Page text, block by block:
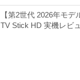
【第2世代 2026年モデ
TV Stick HD 実機レビ